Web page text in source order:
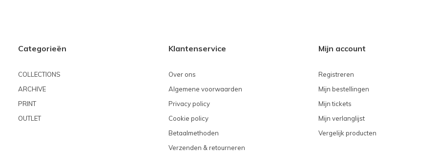
Categorieën
COLLECTIONS
ARCHIVE
PRINT
OUTLET
Klantenservice
Over ons
Algemene voorwaarden
Privacy policy
Cookie policy
Betaalmethoden
Verzenden & retourneren
Mijn account
Registreren
Mijn bestellingen
Mijn tickets
Mijn verlanglijst
Vergelijk producten